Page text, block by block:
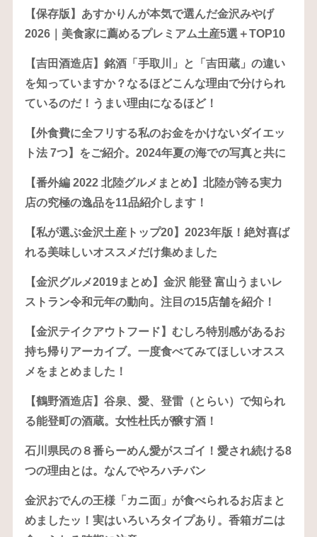
【保存版】あすかりんが本気で選んだ金沢みやげ
2026｜美食家に薦めるプレミアム土産5選＋TOP10
【吉田酒造店】銘酒「手取川」と「吉田蔵」の違い
を知っていますか？なるほどこんな理由で分けられ
ているのだ！うまい理由になるほど！
【外食費に全フリする私のお金をかけないダイエッ
ト法 7つ】をご紹介。2024年夏の海での写真と共に
【番外編 2022 北陸グルメまとめ】北陸が誇る実力
店の究極の逸品を11品紹介します！
【私が選ぶ金沢土産トップ20】2023年版！絶対喜ば
れる美味しいオススメだけ集めました
【金沢グルメ2019まとめ】金沢 能登 富山うまいレ
ストラン令和元年の動向。注目の15店舗を紹介！
【金沢テイクアウトフード】むしろ特別感があるお
持ち帰りアーカイブ。一度食べてみてほしいオスス
メをまとめました！
【鶴野酒造店】谷泉、愛、登雷（とらい）で知られ
る能登町の酒蔵。女性杜氏が醸す酒！
石川県民の８番らーめん愛がスゴイ！愛され続ける8
つの理由とは。なんでやろハチバン
金沢おでんの王様「カニ面」が食べられるお店まと
めましたッ！実はいろいろタイプあり。香箱ガニは